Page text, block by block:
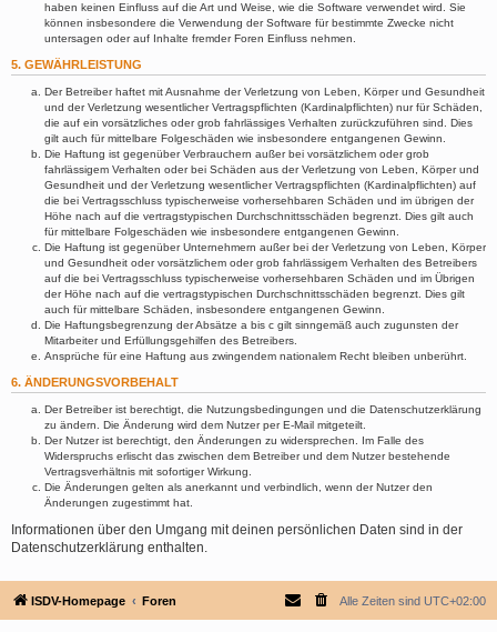
haben keinen Einfluss auf die Art und Weise, wie die Software verwendet wird. Sie
können insbesondere die Verwendung der Software für bestimmte Zwecke nicht
untersagen oder auf Inhalte fremder Foren Einfluss nehmen.
5. GEWÄHRLEISTUNG
Der Betreiber haftet mit Ausnahme der Verletzung von Leben, Körper und Gesundheit
und der Verletzung wesentlicher Vertragspflichten (Kardinalpflichten) nur für Schäden,
die auf ein vorsätzliches oder grob fahrlässiges Verhalten zurückzuführen sind. Dies
gilt auch für mittelbare Folgeschäden wie insbesondere entgangenen Gewinn.
Die Haftung ist gegenüber Verbrauchern außer bei vorsätzlichem oder grob
fahrlässigem Verhalten oder bei Schäden aus der Verletzung von Leben, Körper und
Gesundheit und der Verletzung wesentlicher Vertragspflichten (Kardinalpflichten) auf
die bei Vertragsschluss typischerweise vorhersehbaren Schäden und im übrigen der
Höhe nach auf die vertragstypischen Durchschnittsschäden begrenzt. Dies gilt auch
für mittelbare Folgeschäden wie insbesondere entgangenen Gewinn.
Die Haftung ist gegenüber Unternehmern außer bei der Verletzung von Leben, Körper
und Gesundheit oder vorsätzlichem oder grob fahrlässigem Verhalten des Betreibers
auf die bei Vertragsschluss typischerweise vorhersehbaren Schäden und im Übrigen
der Höhe nach auf die vertragstypischen Durchschnittsschäden begrenzt. Dies gilt
auch für mittelbare Schäden, insbesondere entgangenen Gewinn.
Die Haftungsbegrenzung der Absätze a bis c gilt sinngemäß auch zugunsten der
Mitarbeiter und Erfüllungsgehilfen des Betreibers.
Ansprüche für eine Haftung aus zwingendem nationalem Recht bleiben unberührt.
6. ÄNDERUNGSVORBEHALT
Der Betreiber ist berechtigt, die Nutzungsbedingungen und die Datenschutzerklärung
zu ändern. Die Änderung wird dem Nutzer per E-Mail mitgeteilt.
Der Nutzer ist berechtigt, den Änderungen zu widersprechen. Im Falle des
Widerspruchs erlischt das zwischen dem Betreiber und dem Nutzer bestehende
Vertragsverhältnis mit sofortiger Wirkung.
Die Änderungen gelten als anerkannt und verbindlich, wenn der Nutzer den
Änderungen zugestimmt hat.
Informationen über den Umgang mit deinen persönlichen Daten sind in der
Datenschutzerklärung enthalten.
ISDV-Homepage Foren Alle Zeiten sind UTC+02:00